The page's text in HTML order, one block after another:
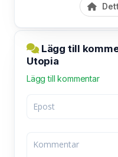
Lägg till
Utopia
Lägg till kommentar